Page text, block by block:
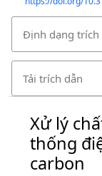
Định dạng trích
Tải trích dẫn
Xử lý
thống
carbon